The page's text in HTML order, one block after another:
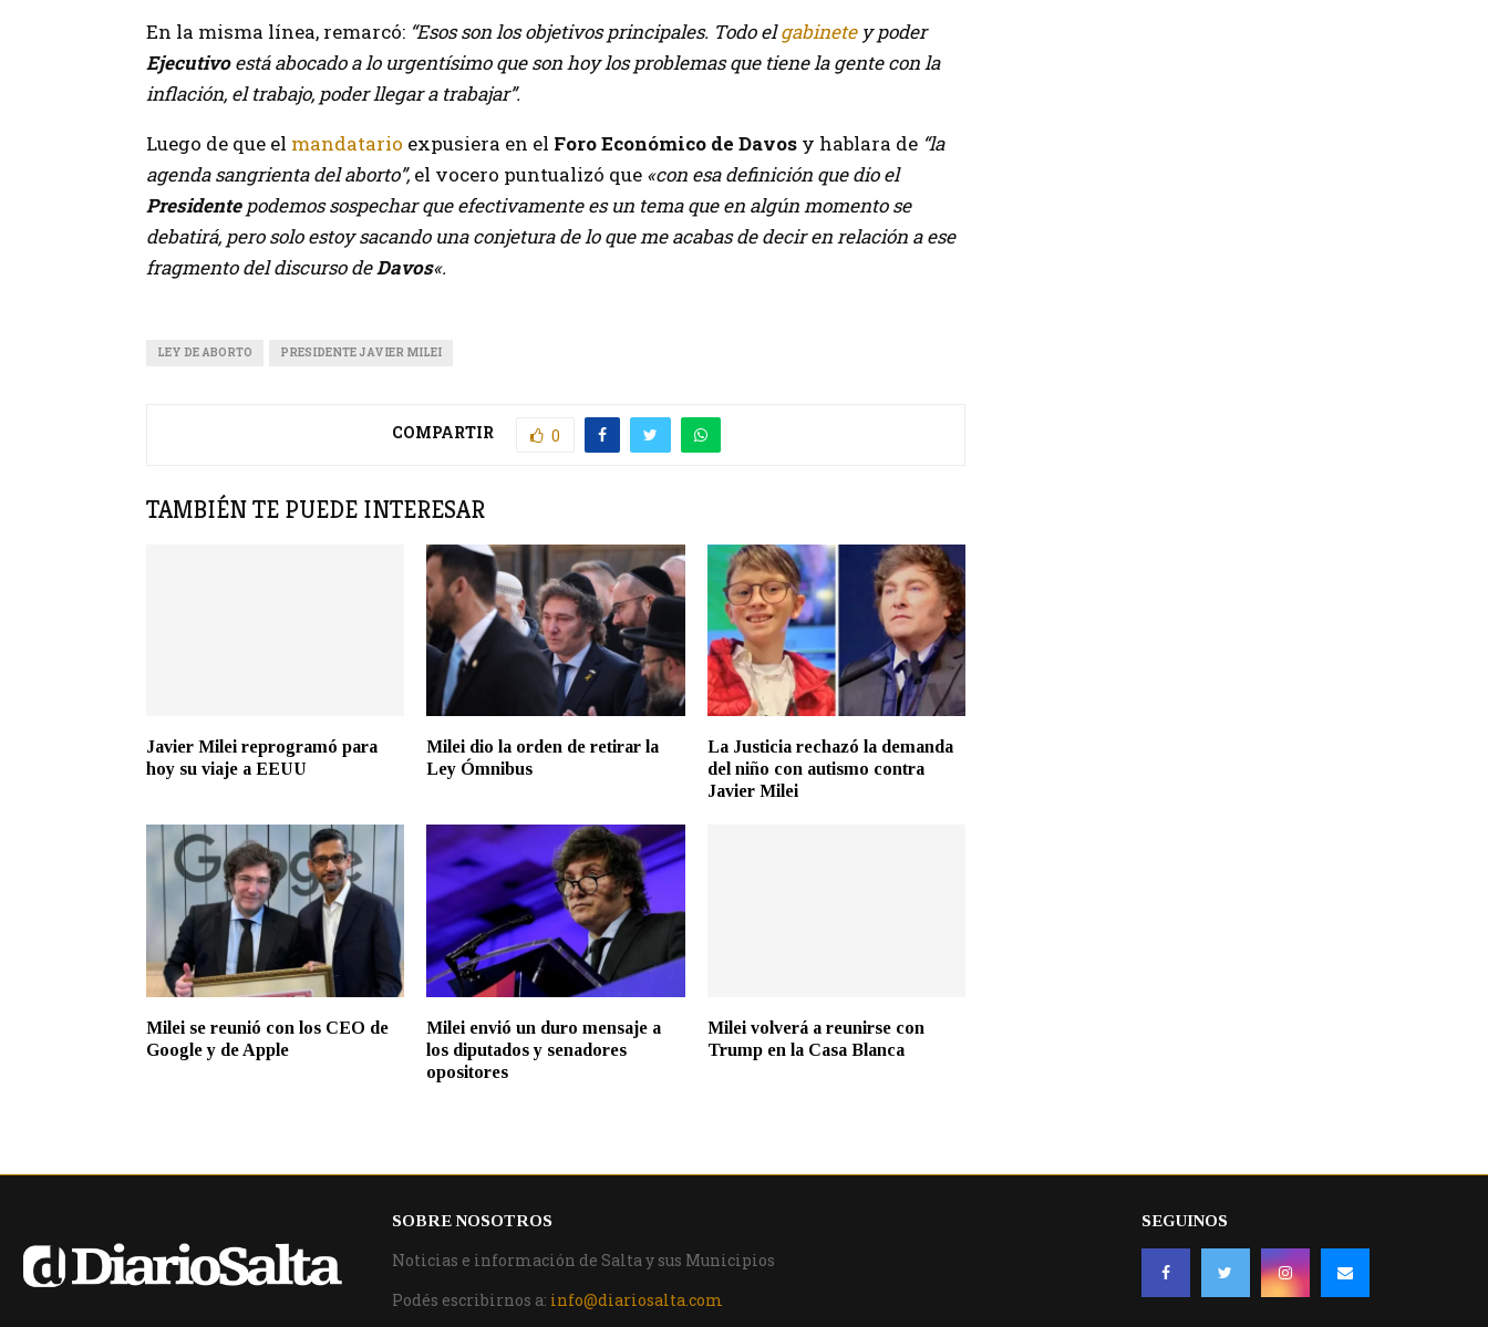
En la misma línea, remarcó: “Esos son los objetivos principales. Todo elgabinetey poder
Ejecutivoestá abocado a lo urgentísimo que son hoy los problemas que tiene la gente con la
inflación, el trabajo, poder llegar a trabajar”.
Luego de que el mandatario expusiera en el Foro Económico de Davos y hablara de “la
agenda sangrienta del aborto”, el vocero puntualizó que «con esa definición que dio el
Presidente podemos sospechar que efectivamente es un tema que en algún momento se
debatirá, pero solo estoy sacando una conjetura de lo que me acabas de decir en relación a ese
fragmento del discurso deDavos«.
LEY DE ABORTO PRESIDENTE JAVIER MILEI
COMPARTIR 0
TAMBIÉN TE PUEDE INTERESAR
Javier Milei reprogramó para
hoy su viaje a EEUU
Milei dio la orden de retirar la
Ley Ómnibus
La Justicia rechazó la demanda
del niño con autismo contra
Javier Milei
Milei se reunió con los CEO de
Google y de Apple
Milei envió un duro mensaje a
los diputados y senadores
opositores
Milei volverá a reunirse con
Trump en la Casa Blanca
SOBRE NOSOTROS
Noticias e información de Salta y sus Municipios
Podés escribirnos a: info@diariosalta.com
SEGUINOS